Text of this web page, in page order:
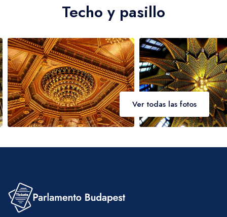
Techo y pasillo
Ver todas las fotos